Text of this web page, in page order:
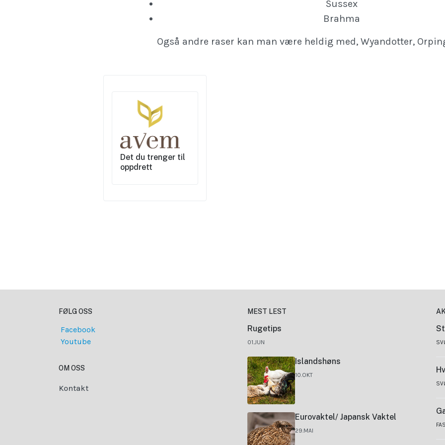
Sussex
Brahma
Også andre raser kan man være heldig med, Wyandotter,
Det du trenger til
oppdrett
FØLG OSS
Facebook
Youtube
OM OSS
Kontakt
MEST LEST
Rugetips
01.JUN
Islandshøns
10.OKT
Eurovaktel/ Japansk Vaktel
29.MAI